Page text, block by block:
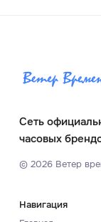
Сеть
часовых
© 2026Ветер
Навигация